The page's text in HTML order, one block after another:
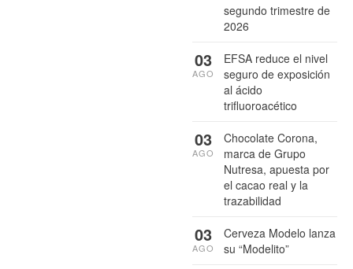
segundo trimestre de
2026
EFSA reduce el nivel
seguro de exposición
al ácido
trifluoroacético
03
AGO
Chocolate Corona,
marca de Grupo
Nutresa, apuesta por
el cacao real y la
trazabilidad
03
AGO
Cerveza Modelo lanza
su “Modelito”
03
AGO